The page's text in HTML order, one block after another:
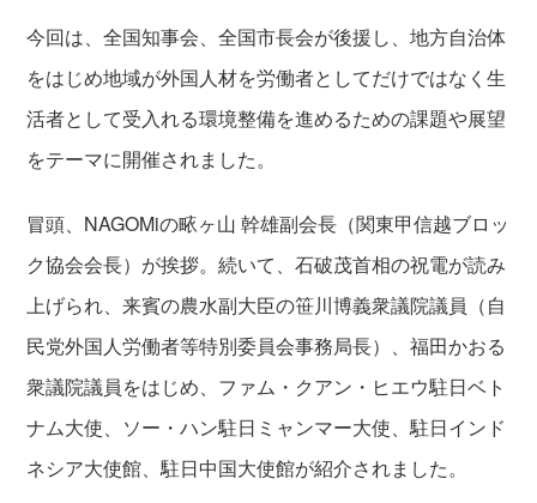
今回は、全国知事会、全国市長会が後援し、地方自治体
をはじめ地域が外国人材を労働者としてだけではなく生
活者として受入れる環境整備を進めるための課題や展望
をテーマに開催されました。
冒頭、NAGOMiの畩ヶ山 幹雄副会長（関東甲信越ブロッ
ク協会会長）が挨拶。続いて、石破茂首相の祝電が読み
上げられ、来賓の農水副大臣の笹川博義衆議院議員（自
民党外国人労働者等特別委員会事務局長）、福田かおる
衆議院議員をはじめ、ファム・クアン・ヒエウ駐日ベト
ナム大使、ソー・ハン駐日ミャンマー大使、駐日インド
ネシア大使館、駐日中国大使館が紹介されました。